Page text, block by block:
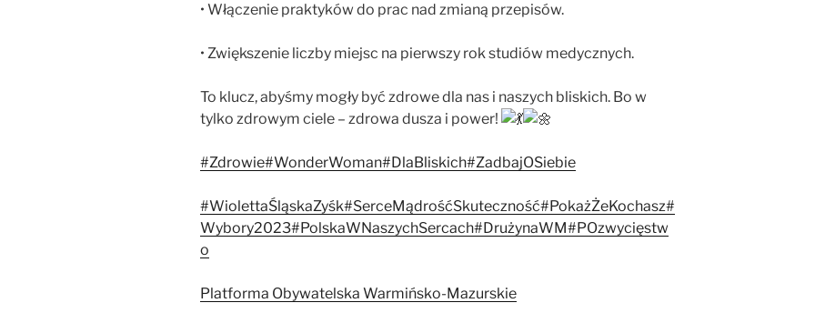
• Włączenie praktyków do prac nad zmianą przepisów.
• Zwiększenie liczby miejsc na pierwszy rok studiów medycznych.
To klucz, abyśmy mogły być zdrowe dla nas i naszych bliskich. Bo w
tylko zdrowym ciele – zdrowa dusza i power!
#Zdrowie#WonderWoman#DlaBliskich#ZadbajOSiebie
#WiolettaŚląskaZyśk#SerceMądrośćSkuteczność#PokażŻeKochasz#
Wybory2023#PolskaWNaszychSercach#DrużynaWM#POzwycięstw
o
Platforma Obywatelska Warmińsko-Mazurskie